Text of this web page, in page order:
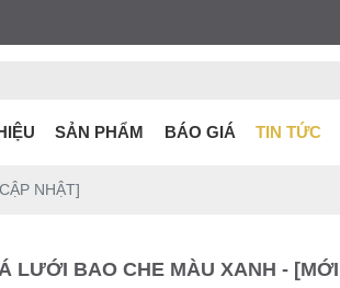
SẢN PHẨM BÁO GIÁ TIN TỨC
NHẬT]
LƯỚI BAO CHE MÀU XANH -